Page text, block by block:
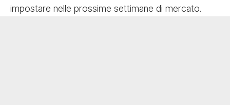
impostare nelle prossime settimane di mercato.